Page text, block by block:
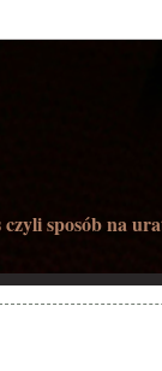
sposób na